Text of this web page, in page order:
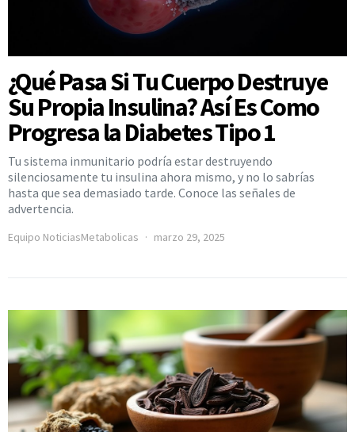
¿Qué Pasa Si Tu Cuerpo Destruye
Su Propia Insulina? Así Es Como
Progresa la Diabetes Tipo 1
Tu sistema inmunitario podría estar destruyendo
silenciosamente tu insulina ahora mismo, y no lo sabrías
hasta que sea demasiado tarde. Conoce las señales de
advertencia.
Equipo NoticiasMetabolicas marzo 29, 2025